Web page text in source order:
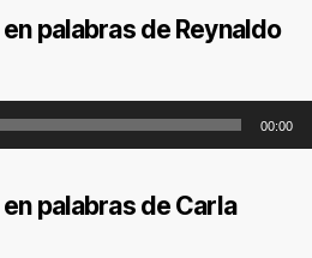
palabras de Reynaldo
00:00
palabras de Carla